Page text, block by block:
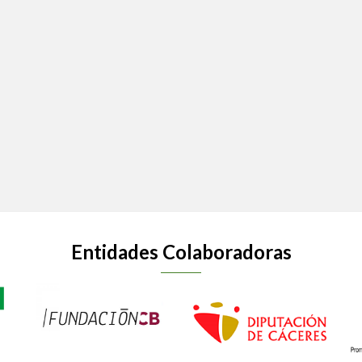
Entidades Colaboradoras